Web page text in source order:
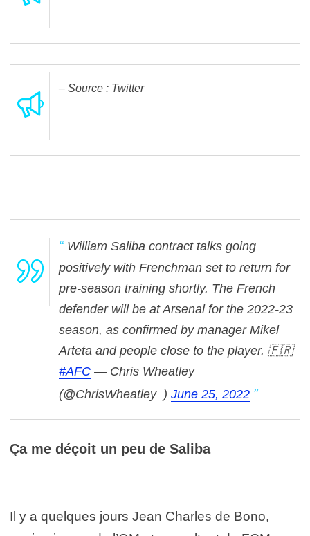
– Source : Twitter
William Saliba contract talks going
positively with Frenchman set to return for
pre-season training shortly. The French
defender will be at Arsenal for the 2022-23
season, as confirmed by manager Mikel
Arteta and people close to the player. 🇫🇷
#AFC — Chris Wheatley
(@ChrisWheatley_) June 25, 2022
Ça me déçoit un peu de Saliba
Il y a quelques jours Jean Charles de Bono,